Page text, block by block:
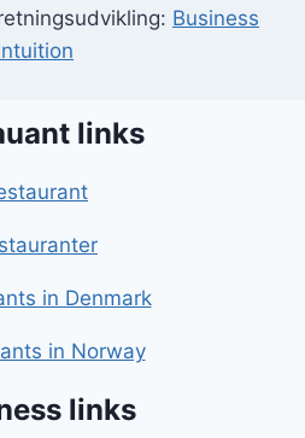
Business
links
in Denmark
in Norway
links